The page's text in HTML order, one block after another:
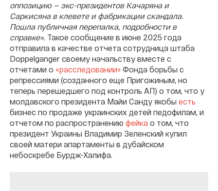
оппозицию — экс-президентов Качаряна и
Саркисяна в клевете и фабрикации скандала.
Пошла публичная перепалка, подробности в
справке». Такое сообщение в июне 2025 года
отправила в качестве отчета сотрудница штаба
Doppelganger своему начальству вместе с
отчетами о «расследовании» Фонда борьбы с
репрессиями (созданного еще Пригожиным, но
теперь перешедшего под контроль АП) о том, что у
молдавского президента Майи Санду якобы есть
бизнес по продаже украинских детей педофилам, и
отчетом по распространению фейка о том, что
президент Украины Владимир Зеленский купил
своей матери апартаменты в дубайском
небоскребе Бурдж-Халифа.